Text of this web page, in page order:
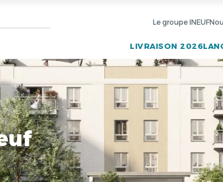
Le groupe INEUF
LIVRAISON 2026